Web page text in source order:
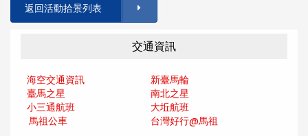
返回活動拾景列表
交通資訊
海空交通資訊
新臺馬輪
臺馬之星
南北之星
小三通航班
大坵航班
馬祖公車
台灣好行@馬祖